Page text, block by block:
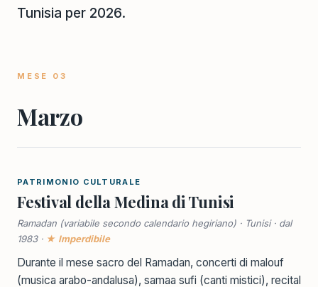
Tunisia per 2026.
MESE 03
Marzo
PATRIMONIO CULTURALE
Festival della Medina di Tunisi
Ramadan (variabile secondo calendario hegiriano) · Tunisi · dal
1983 · ★ Imperdibile
Durante il mese sacro del Ramadan, concerti di malouf
(musica arabo-andalusa), samaa sufi (canti mistici), recital